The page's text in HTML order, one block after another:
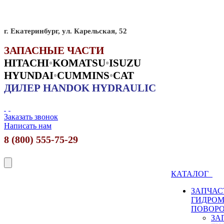
г. Екатеринбург, ул. Карельская, 52
ЗАПАСНЫЕ ЧАСТИ
HITACHI•KOMATSU•ISUZU
HYUNDAI•CUMMINS•CAT
ДИЛЕР HANDOK HYDRAULIC
Заказать звонок
Написать нам
8 (800) 555-75-29
КАТАЛОГ